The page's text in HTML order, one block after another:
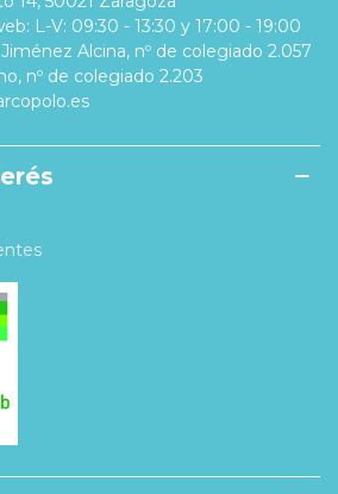
L-V: 09:30 - 13:30 y 17:00 - 19:00
Alcina, nº de colegiado 2.057
nº de colegiado 2.203